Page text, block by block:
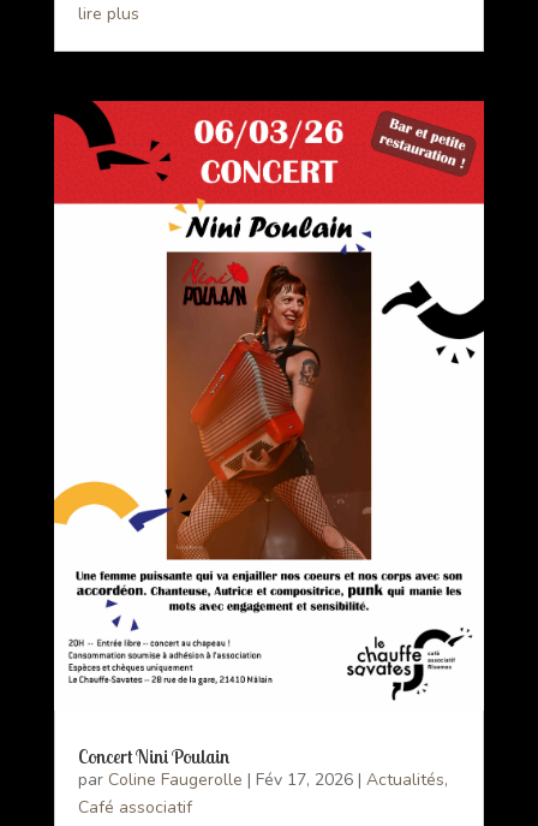
lire plus
Concert Nini Poulain
par Coline Faugerolle | Fév 17, 2026| Actualités,
Café associatif